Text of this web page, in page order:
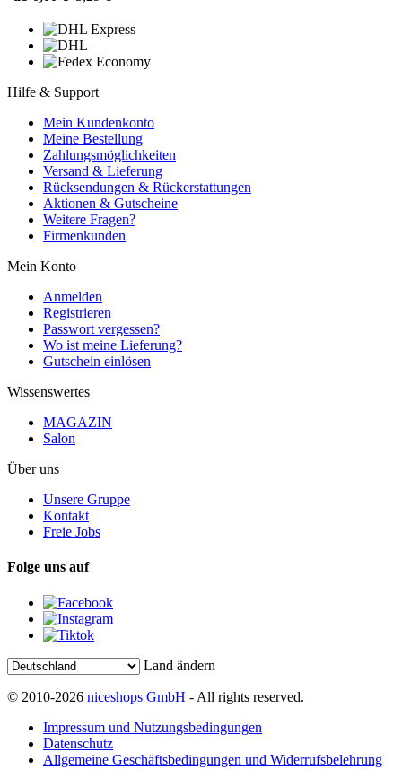
Hilfe & Support
Mein Kundenkonto
Meine Bestellung
Zahlungsmöglichkeiten
Versand & Lieferung
Rücksendungen & Rückerstattungen
Aktionen & Gutscheine
Weitere Fragen?
Firmenkunden
Mein Konto
Anmelden
Registrieren
Passwort vergessen?
Wo ist meine Lieferung?
Gutschein einlösen
Wissenswertes
MAGAZIN
Salon
Über uns
Unsere Gruppe
Kontakt
Freie Jobs
Folge uns auf
Land ändern
© 2010-2026 niceshops GmbH - All rights reserved.
Impressum und Nutzungsbedingungen
Datenschutz
Allgemeine Geschäftsbedingungen und Widerrufsbelehrung